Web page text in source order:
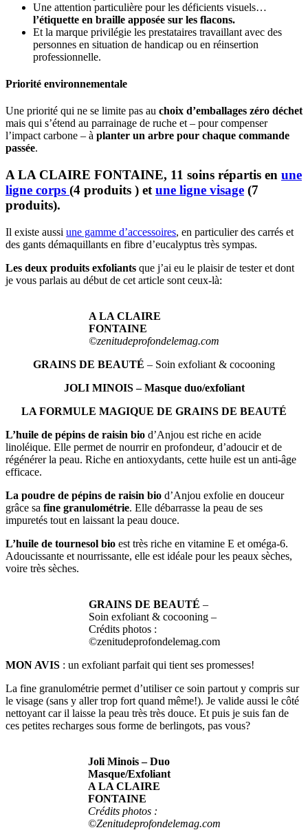
Une attention particulière pour les déficients visuels…
l’étiquette en braille apposée sur les flacons.
Et la marque privilégie les prestataires travaillant avec des
personnes en situation de handicap ou en réinsertion
professionnelle.
Priorité environnementale
Une priorité qui ne se limite pas au choix d’emballages zéro déchet
mais qui s’étend au parrainage de ruche et – pour compenser
l’impact carbone – à planter un arbre pour chaque commande
passée.
A LA CLAIRE FONTAINE, 11 soins répartis en une
ligne corps (4 produits ) et une ligne visage (7
produits).
Il existe aussi une gamme d’accessoires, en particulier des carrés et
des gants démaquillants en fibre d’eucalyptus très sympas.
Les deux produits exfoliants que j’ai eu le plaisir de tester et dont
je vous parlais au début de cet article sont ceux-là:
A LA CLAIRE
FONTAINE
©zenitudeprofondelemag.com
GRAINS DE BEAUTÉ – Soin exfoliant & cocooning
JOLI MINOIS – Masque duo/exfoliant
LA FORMULE MAGIQUE DE GRAINS DE BEAUTÉ
L’huile de pépins de raisin bio d’Anjou est riche en acide
linoléique. Elle permet de nourrir en profondeur, d’adoucir et de
régénérer la peau. Riche en antioxydants, cette huile est un anti-âge
efficace.
La poudre de pépins de raisin bio d’Anjou exfolie en douceur
grâce sa fine granulométrie. Elle débarrasse la peau de ses
impuretés tout en laissant la peau douce.
L’huile de tournesol bio est très riche en vitamine E et oméga-6.
Adoucissante et nourrissante, elle est idéale pour les peaux sèches,
voire très sèches.
GRAINS DE BEAUTÉ –
Soin exfoliant & cocooning –
Crédits photos :
©zenitudeprofondelemag.com
MON AVIS : un exfoliant parfait qui tient ses promesses!
La fine granulométrie permet d’utiliser ce soin partout y compris sur
le visage (sans y aller trop fort quand même!). Je valide aussi le côté
nettoyant car il laisse la peau très très douce. Et puis je suis fan de
ces petites recharges sous forme de berlingots, pas vous?
Joli Minois – Duo
Masque/Exfoliant
A LA CLAIRE
FONTAINE
Crédits photos :
©Zenitudeprofondelemag.com